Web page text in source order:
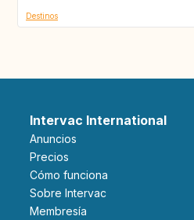
Destinos
Intervac International
Anuncios
Precios
Cómo funciona
Sobre Intervac
Membresía